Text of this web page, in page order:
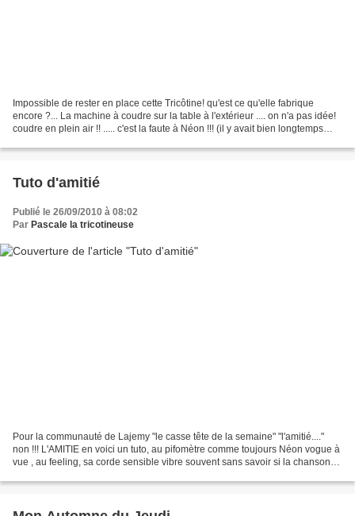
Impossible de rester en place cette Tricôtine! qu'est ce qu'elle fabrique
encore ?... La machine à coudre sur la table à l'extérieur .... on n'a pas idée!
coudre en plein air !! ..... c'est la faute à Néon !!! (il y avait bien longtemps
Tuto d'amitié
Publié le 26/09/2010 à 08:02
Par Pascale la tricotineuse
Pour la communauté de Lajemy "le casse tête de la semaine" "l'amitié...."
non !!! L'AMITIE en voici un tuto, au pifomètre comme toujours Néon vogue à
vue , au feeling, sa corde sensible vibre souvent sans savoir si la chanson